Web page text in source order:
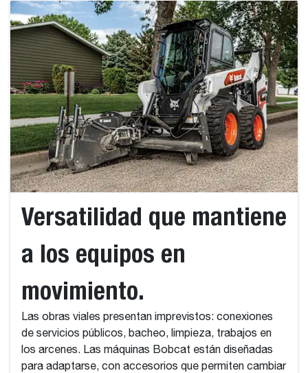
Versatilidad que mantiene
a los equipos en
movimiento.
Las obras viales presentan imprevistos: conexiones
de servicios públicos, bacheo, limpieza, trabajos en
los arcenes. Las máquinas Bobcat están diseñadas
para adaptarse, con accesorios que permiten cambiar